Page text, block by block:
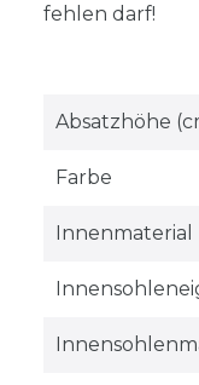
fehlen darf!
Absatzhöhe
Farbe
Innenmaterial